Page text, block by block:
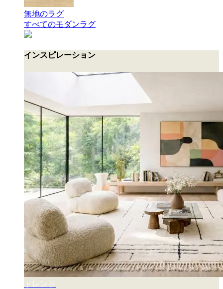
無地のラグ
すべてのモダンラグ
インスピレーション
トレンド